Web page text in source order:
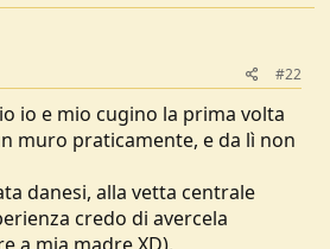
#22
io e mio cugino la prima volta
muro praticamente, e da lì non
danesi, alla vetta centrale
credo di avercela